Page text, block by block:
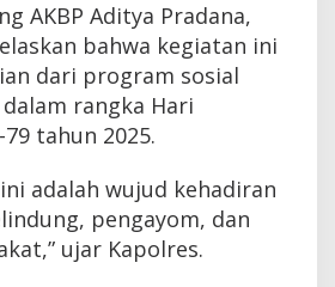
AKBP Aditya Pradana,
bahwa kegiatan ini
dari program sosial
rangka Hari
tahun 2025.
adalah wujud kehadiran
pengayom, dan
ujar Kapolres.